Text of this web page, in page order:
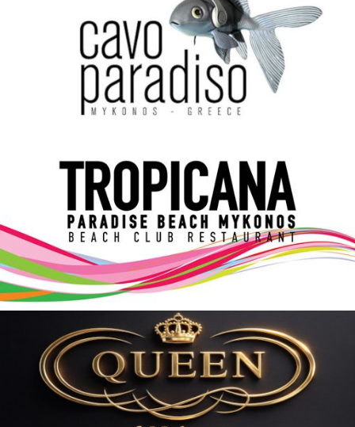
Local Elections 2023
Elections 2023
Ελληνικά English